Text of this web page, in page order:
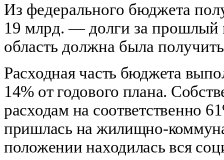
Из федерального бюджета
19 млрд. — долги за прошлый
область должна была
Расходная часть бюджета
14% от годового плана.
расходам на соответственно
пришлась на жилищно-
положении находилась вся